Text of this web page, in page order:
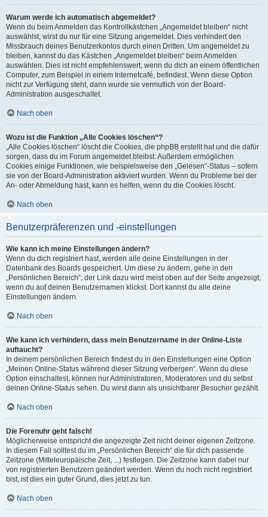
Warum werde ich automatisch abgemeldet?
Wenn du beim Anmelden das Kontrollkästchen „Angemeldet bleiben“ nicht
auswählst, wirst du nur für eine Sitzung angemeldet. Dies verhindert den
Missbrauch deines Benutzerkontos durch einen Dritten. Um angemeldet zu
bleiben, kannst du das Kästchen „Angemeldet bleiben“ beim Anmelden
auswählen. Dies ist nicht empfehlenswert, wenn du dich an einem öffentlichen
Computer, zum Beispiel in einem Internetcafé, befindest. Wenn diese Option
nicht zur Verfügung steht, dann wurde sie vermutlich von der Board-
Administration ausgeschaltet.
Nach oben
Wozu ist die Funktion „Alle Cookies löschen“?
„Alle Cookies löschen“ löscht die Cookies, die phpBB erstellt hat und die dafür
sorgen, dass du im Forum angemeldet bleibst. Außerdem ermöglichen
Cookies einige Funktionen, wie beispielsweise den „Gelesen“-Status – sofern
sie von der Board-Administration aktiviert wurden. Wenn du Probleme bei der
An- oder Abmeldung hast, kann es helfen, wenn du die Cookies löscht.
Nach oben
Benutzerpräferenzen und -einstellungen
Wie kann ich meine Einstellungen ändern?
Wenn du dich registriert hast, werden alle deine Einstellungen in der
Datenbank des Boards gespeichert. Um diese zu ändern, gehe in den
„Persönlichen Bereich“; der Link dazu wird meist oben auf der Seite angezeigt,
wenn du auf deinen Benutzernamen klickst. Dort kannst du alle deine
Einstellungen ändern.
Nach oben
Wie kann ich verhindern, dass mein Benutzername in der Online-Liste
auftaucht?
In deinem persönlichen Bereich findest du in den Einstellungen eine Option
„Meinen Online-Status während dieser Sitzung verbergen“. Wenn du diese
Option einschaltest, können nur Administratoren, Moderatoren und du selbst
deinen Online-Status sehen. Du wirst dann als unsichtbarer Besucher gezählt.
Nach oben
Die Forenuhr geht falsch!
Möglicherweise entspricht die angezeigte Zeit nicht deiner eigenen Zeitzone.
In diesem Fall solltest du im „Persönlichen Bereich“ die für dich passende
Zeitzone (Mitteleuropäische Zeit, ...) festlegen. Die Zeitzone kann dabei nur
von registrierten Benutzern geändert werden. Wenn du noch nicht registriert
bist, ist dies ein guter Grund, dies jetzt zu tun.
Nach oben